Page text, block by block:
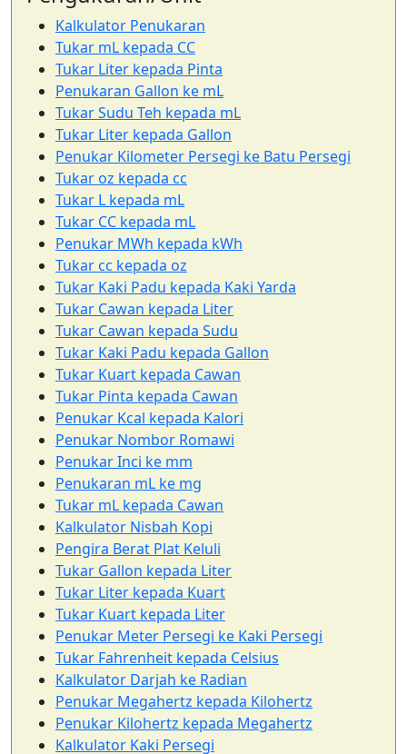
Kalkulator Penukaran
Tukar mL kepada CC
Tukar Liter kepada Pinta
Penukaran Gallon ke mL
Tukar Sudu Teh kepada mL
Tukar Liter kepada Gallon
Penukar Kilometer Persegi ke Batu Persegi
Tukar oz kepada cc
Tukar L kepada mL
Tukar CC kepada mL
Penukar MWh kepada kWh
Tukar cc kepada oz
Tukar Kaki Padu kepada Kaki Yarda
Tukar Cawan kepada Liter
Tukar Cawan kepada Sudu
Tukar Kaki Padu kepada Gallon
Tukar Kuart kepada Cawan
Tukar Pinta kepada Cawan
Penukar Kcal kepada Kalori
Penukar Nombor Romawi
Penukar Inci ke mm
Penukaran mL ke mg
Tukar mL kepada Cawan
Kalkulator Nisbah Kopi
Pengira Berat Plat Keluli
Tukar Gallon kepada Liter
Tukar Liter kepada Kuart
Tukar Kuart kepada Liter
Penukar Meter Persegi ke Kaki Persegi
Tukar Fahrenheit kepada Celsius
Kalkulator Darjah ke Radian
Penukar Megahertz kepada Kilohertz
Penukar Kilohertz kepada Megahertz
Kalkulator Kaki Persegi